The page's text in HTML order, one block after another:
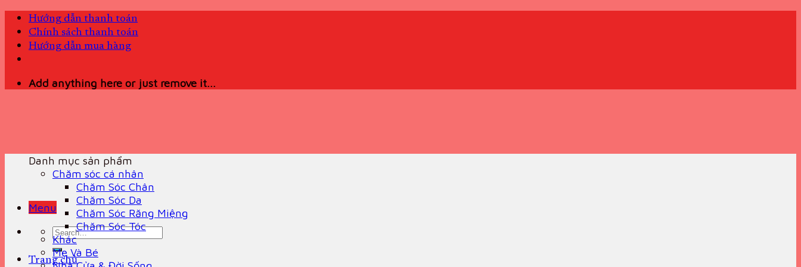
Skip
content
Hướng dẫn thanh toán
Chính sách thanh toán
Hướng dẫn mua hàng
Add anything here or just remove it...
Menu
Search
for:
Trang chủ
Danh mục sản phẩm
Chăm sóc cá nhân
Chăm Sóc Chân
Chăm Sóc Da
Chăm Sóc Răng Miệng
Chăm Sóc Tóc
Khác
Mẹ Và Bé